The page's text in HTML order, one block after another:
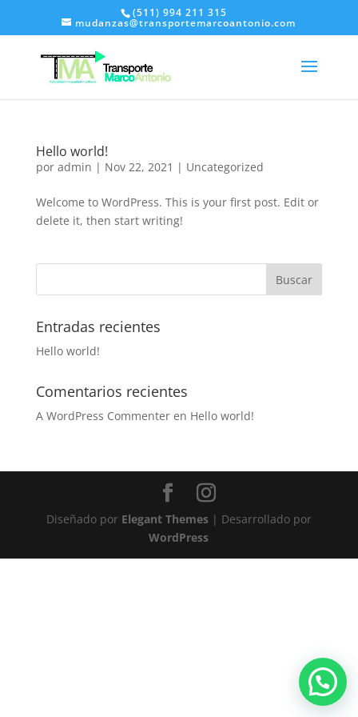
(511) 994 211 315
mudanzas@transportemarcoantonio.com
Hello world!
por admin | Nov 22, 2021 | Uncategorized
Welcome to WordPress. This is your first post. Edit or
delete it, then start writing!
Entradas recientes
Hello world!
Comentarios recientes
A WordPress Commenteren Hello world!
Diseñado por Elegant Themes| Desarrollado por
WordPress